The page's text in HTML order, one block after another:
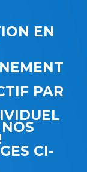
EN
PAR
CI-